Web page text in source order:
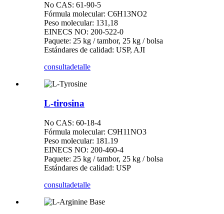
No CAS: 61-90-5
Fórmula molecular: C6H13NO2
Peso molecular: 131,18
EINECS NO: 200-522-0
Paquete: 25 kg / tambor, 25 kg / bolsa
Estándares de calidad: USP, AJI
consultadetalle
L-tirosina
No CAS: 60-18-4
Fórmula molecular: C9H11NO3
Peso molecular: 181.19
EINECS NO: 200-460-4
Paquete: 25 kg / tambor, 25 kg / bolsa
Estándares de calidad: USP
consultadetalle